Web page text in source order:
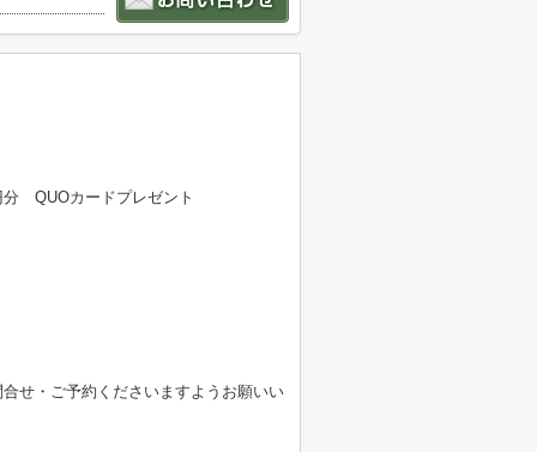
分 QUOカードプレゼント
せ・ご予約くださいますようお願いい